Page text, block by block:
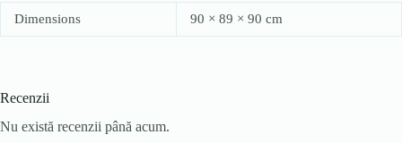
Dimensions 90 × 89 × 90 cm
Recenzii
Nu există recenzii până acum.